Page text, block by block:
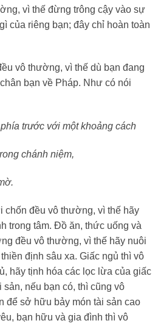
vì thế đừng trông cậy vào sự
của riêng bạn; đây chỉ hoàn toàn
vô thường, vì thế dù bạn đang
bạn về Pháp. Như có nói
trước với một khoảng cách
chánh niệm,
chốn đều vô thường, vì thế hãy
trong tâm. Đồ ăn, thức uống và
đều vô thường, vì thế hãy nuôi
định sâu xa. Giấc ngủ thì vô
hãy tịnh hóa các lọc lừa của giấc
nếu bạn có, thì cũng vô
để sở hữu bảy món tài sản cao
bạn hữu và gia đình thì vô